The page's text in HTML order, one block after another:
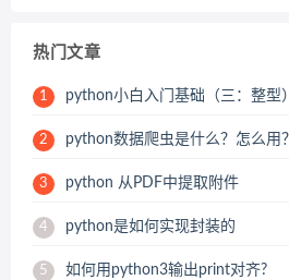
热门文章
1 python小白入门基础（三：整型）
2 python数据爬虫是什么？怎么用？
3 python 从PDF中提取附件
4 python是如何实现封装的
5 如何用python3输出print对齐?